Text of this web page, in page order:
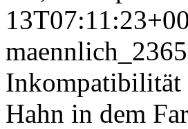
Inkompatibilität
Hahn in dem